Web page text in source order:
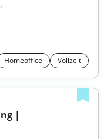
Homeoffice Vollzeit
|